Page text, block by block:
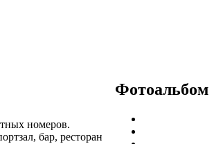
номеров.
бар, ресторан
Фотоальбом